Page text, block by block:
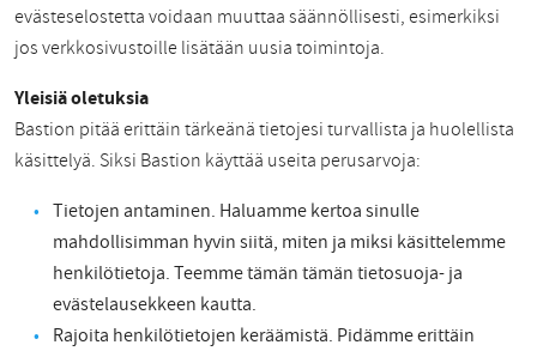
evästeselostetta voidaan muuttaa säännöllisesti, esimerkiksi
jos verkkosivustoille lisätään uusia toimintoja.
Yleisiä oletuksia
Bastion pitää erittäin tärkeänä tietojesi turvallista ja huolellista
käsittelyä. Siksi Bastion käyttää useita perusarvoja:
Tietojen antaminen. Haluamme kertoa sinulle
mahdollisimman hyvin siitä, miten ja miksi käsittelemme
henkilötietoja. Teemme tämän tämän tietosuoja- ja
evästelausekkeen kautta.
Rajoita henkilötietojen keräämistä. Pidämme erittäin